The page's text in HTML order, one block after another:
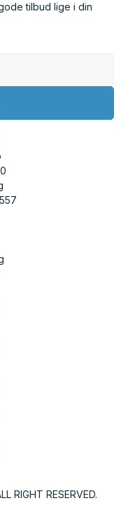
tilbud lige i din
RIGHT RESERVED.